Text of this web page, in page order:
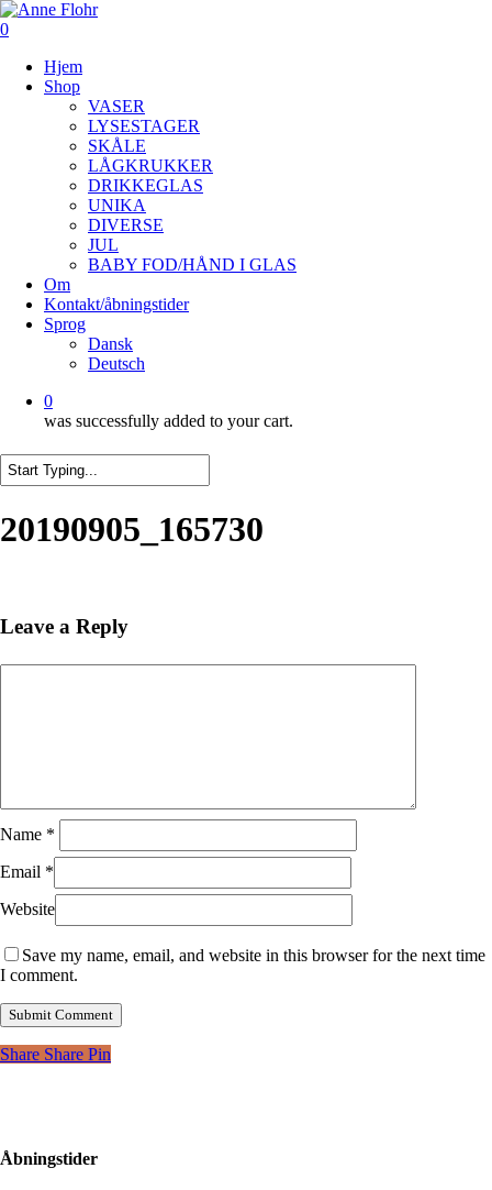
Skip
to
content
0
Hjem
Shop
VASER
LYSESTAGER
SKÅLE
LÅGKRUKKER
DRIKKEGLAS
UNIKA
DIVERSE
JUL
BABY FOD/HÅND I GLAS
Om
Kontakt/åbningstider
Sprog
Dansk
Deutsch
0
was successfully added to your cart.
Search
20190905_165730
Leave a Reply
Name *
Email *
Website
Save my name, email, and website in this browser for the next time
I comment.
Share Share Pin
Åbningstider